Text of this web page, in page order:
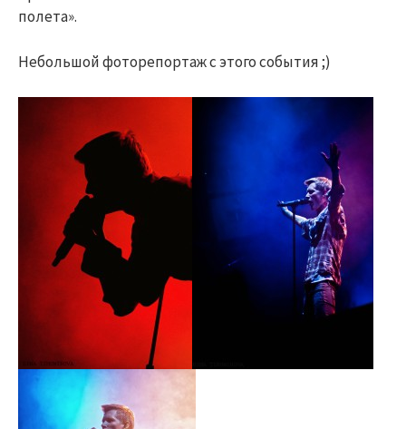
полета».
Небольшой фоторепортаж с этого события ;)